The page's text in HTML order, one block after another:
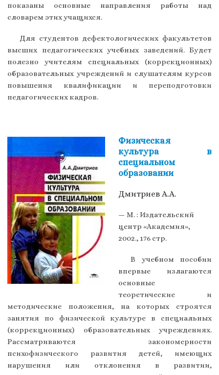
показаны основные направления работы над
словарем этих учащихся.
Для студентов дефектологических факультетов
высших педагогических учебных заведений. Будет
полезно учителям специальных (коррекционных)
образовательных учреждений и слушателям курсов
повышения квалификации и переподготовки
педагогических кадров.
Физическая
культура в
специальном
образовании
Дмитриев А.А.
— М. : Издательский
центр «Академия»,
2002., 176 стр.
В учебном пособии
впервые излагаются
основные
теоретические и
методические положения, на которых строятся
занятия по физической культуре в специальных
(коррекционных) образовательных учреждениях.
Рассматриваются закономерности
психофизического развития детей, имеющих
нарушения или отклонения в развитии,